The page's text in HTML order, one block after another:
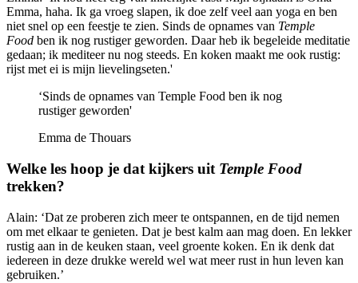
Emma, haha. Ik ga vroeg slapen, ik doe zelf veel aan yoga en ben
niet snel op een feestje te zien. Sinds de opnames van Temple
Food ben ik nog rustiger geworden. Daar heb ik begeleide meditatie
gedaan; ik mediteer nu nog steeds. En koken maakt me ook rustig:
rijst met ei is mijn lievelingseten.'
‘Sinds de opnames van Temple Food ben ik nog
rustiger geworden'
Emma de Thouars
Welke les hoop je dat kijkers uit Temple Food
trekken?
Alain: ‘Dat ze proberen zich meer te ontspannen, en de tijd nemen
om met elkaar te genieten. Dat je best kalm aan mag doen. En lekker
rustig aan in de keuken staan, veel groente koken. En ik denk dat
iedereen in deze drukke wereld wel wat meer rust in hun leven kan
gebruiken.’